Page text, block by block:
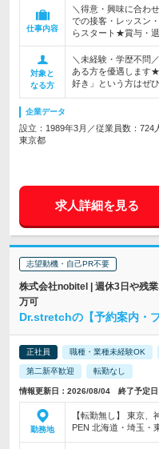
仕事内容
＼得意・興味に合わ
での接客・レッスン
らスタート★賞与・
対象と
なる方
＼未経験・学歴不問
ある方を優遇します
好き」という方はぜひ
企業データ
設立：1989年3月／従業員数：724
東京都
求人詳細を見る
志望動機・自己PR不要
株式会社nobitel | 週休3日や残
万可
Dr.stretchの【予約案内・
正社員 職種・業種未経験OK
第二新卒歓迎 転勤なし
情報更新日：2026/08/04 終了予定
勤務地
【転勤無し】 東京
PEN 北海道・埼玉・